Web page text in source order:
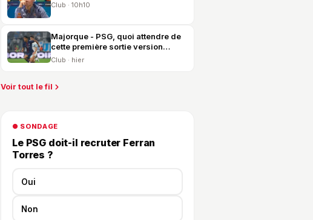
Club · 10h10
Majorque - PSG, quoi attendre de
cette première sortie version
2026-2027 ?
Club · hier
Voir tout le fil
● SONDAGE
Le PSG doit-il recruter Ferran
Torres ?
Oui
Non